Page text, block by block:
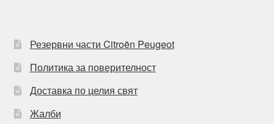
Резервни части Citroën Peugeot
Политика за поверителност
Доставка по целия свят
Жалби